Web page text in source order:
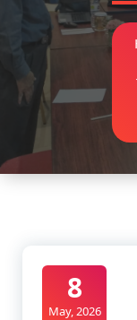
8
May, 2026